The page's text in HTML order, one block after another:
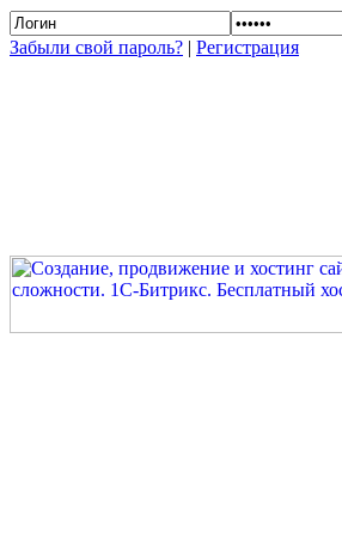
Забыли свой пароль? | Регистрация